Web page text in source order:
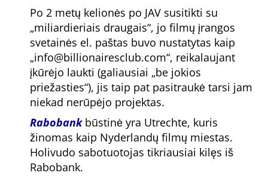
Po 2 metų kelionės po JAV susitikti su
miliardieriais draugais , jo filmų įrangos
svetainės el. paštas buvo nustatytas kaip
info@billionairesclub.com , reikalaujant
įkūrėjo laukti (galiausiai
be jokios
priežasties ), jis taip pat pasitraukė tarsi jam
niekad nerūpėjo projektas.
Rabobankbūstinė yra Utrechte, kuris
žinomas kaip Nyderlandų filmų miestas.
Holivudo sabotuotojas tikriausiai kilęs iš
Rabobank.